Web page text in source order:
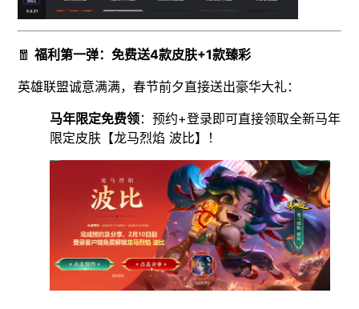
🧧福利第一弹：免费送4款皮肤+1款臻彩
英雄联盟诚意满满，春节前夕直接送出豪华大礼：
马年限定免费领：预约+登录即可直接领取全新马年
限定皮肤【龙马烈焰 波比】！